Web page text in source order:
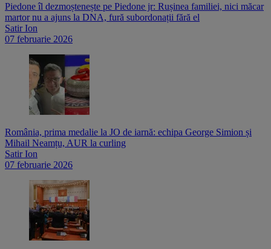
Piedone îl dezmoștenește pe Piedone jr: Rușinea familiei, nici măcar
martor nu a ajuns la DNA, fură subordonații fără el
Satir Ion
07 februarie 2026
România, prima medalie la JO de iarnă: echipa George Simion și
Mihail Neamțu, AUR la curling
Satir Ion
07 februarie 2026